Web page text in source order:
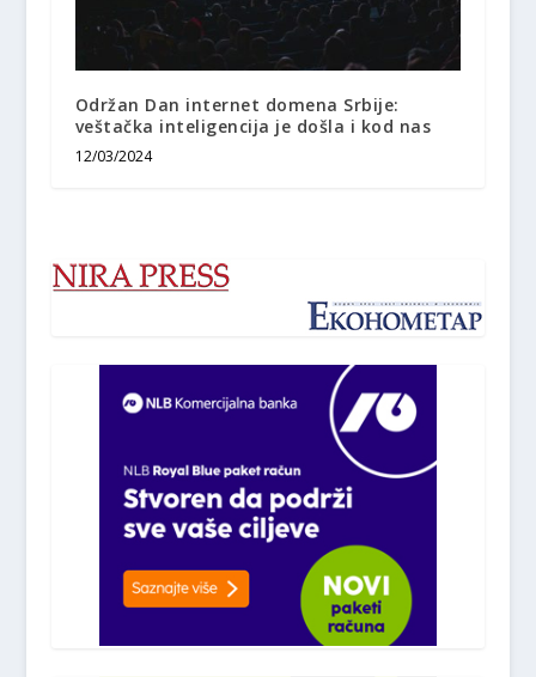
Održan Dan internet domena Srbije:
veštačka inteligencija je došla i kod nas
12/03/2024